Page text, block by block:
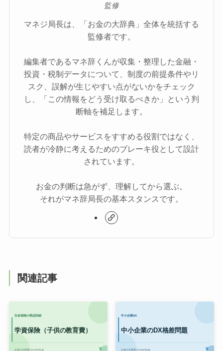
監修
マネジ局長は、「お金の大辞典」全体を統括する
監修者です。
編集者であるマネ辞くんが収集・整理した金融・
投資・税制データについて、制度の前提条件やリ
スク、誤解が生じやすい点がないかをチェック
し、「この情報をどう受け取るべきか」という判
断軸を補足します。
特定の商品やサービスをすすめる役割ではなく、
読者が冷静に考えるためのブレーキ役として設計
されています。
お金の判断は急がず、理解してから選ぶ。
それがマネ辞局長の基本スタンスです。
関連記事